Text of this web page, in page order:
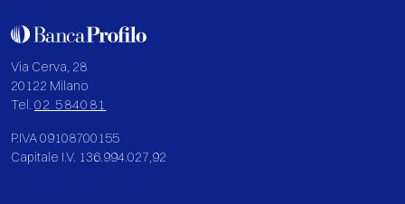
Via Cerva, 28
20122 Milano
Tel. 02 584081
P.IVA 09108700155
Capitale I.V. 136.994.027,92